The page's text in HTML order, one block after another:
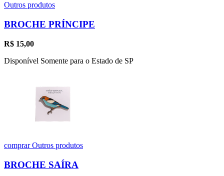
Outros produtos
BROCHE PRÍNCIPE
R$ 15,00
Disponível Somente para o Estado de SP
comprarOutros produtos
BROCHE SAÍRA